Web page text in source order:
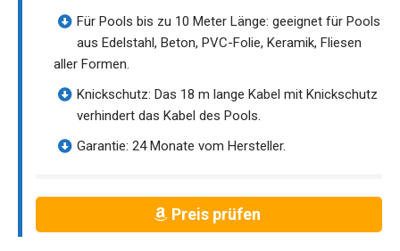
Für Pools bis zu 10 Meter Länge: geeignet für Pools
aus Edelstahl, Beton, PVC-Folie, Keramik, Fliesen
aller Formen.
Knickschutz: Das 18 m lange Kabel mit Knickschutz
verhindert das Kabel des Pools.
Garantie: 24 Monate vom Hersteller.
Preis prüfen